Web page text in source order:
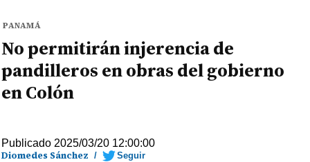
PANAMÁ
No permitirán injerencia de
pandilleros en obras del gobierno
en Colón
Publicado 2025/03/20 12:00:00
Diomedes Sánchez / Seguir